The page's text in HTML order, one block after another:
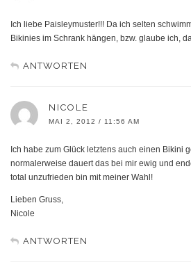
Ich liebe Paisleymuster!!! Da ich selten
Bikinies im Schrank hängen, bzw. glaube ich,
ANTWORTEN
NICOLE
MAI 2, 2012 / 11:56 AM
Ich habe zum Glück letztens auch einen Bikini
normalerweise dauert das bei mir ewig und
total unzufrieden bin mit meiner Wahl!
Lieben Gruss,
Nicole
ANTWORTEN